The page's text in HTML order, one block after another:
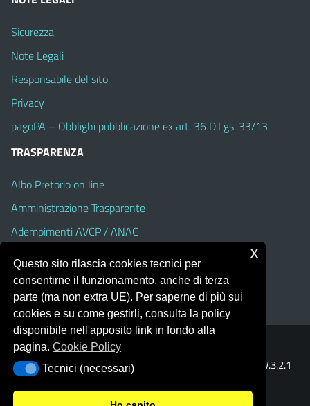
Sicurezza
Note Legali
Responsabile del sito
Privacy
pagoPA – Obblighi pubblicazione ex art. 36 D.Lgs. 33/13
TRASPARENZA
Albo Pretorio on line
Amministrazione Trasparente
Adempimenti AVCP / ANAC
Dichiarazione di accessibilità
Portale realizzato con la piattaforma
Template Italia configurato sul tema accessibile
V.3.2.1
(Alioth)
Questo sito rilascia cookies tecnici per
consentirne il funzionamento, anche di terza
parte (ma non extra UE). Per saperne di più sui
cookies e su come gestirli, consulta la policy
disponibile nell'apposito link in fondo alla
pagina.Cookie Policy
Tecnici (necessari)
Tecnici (necessari)
x